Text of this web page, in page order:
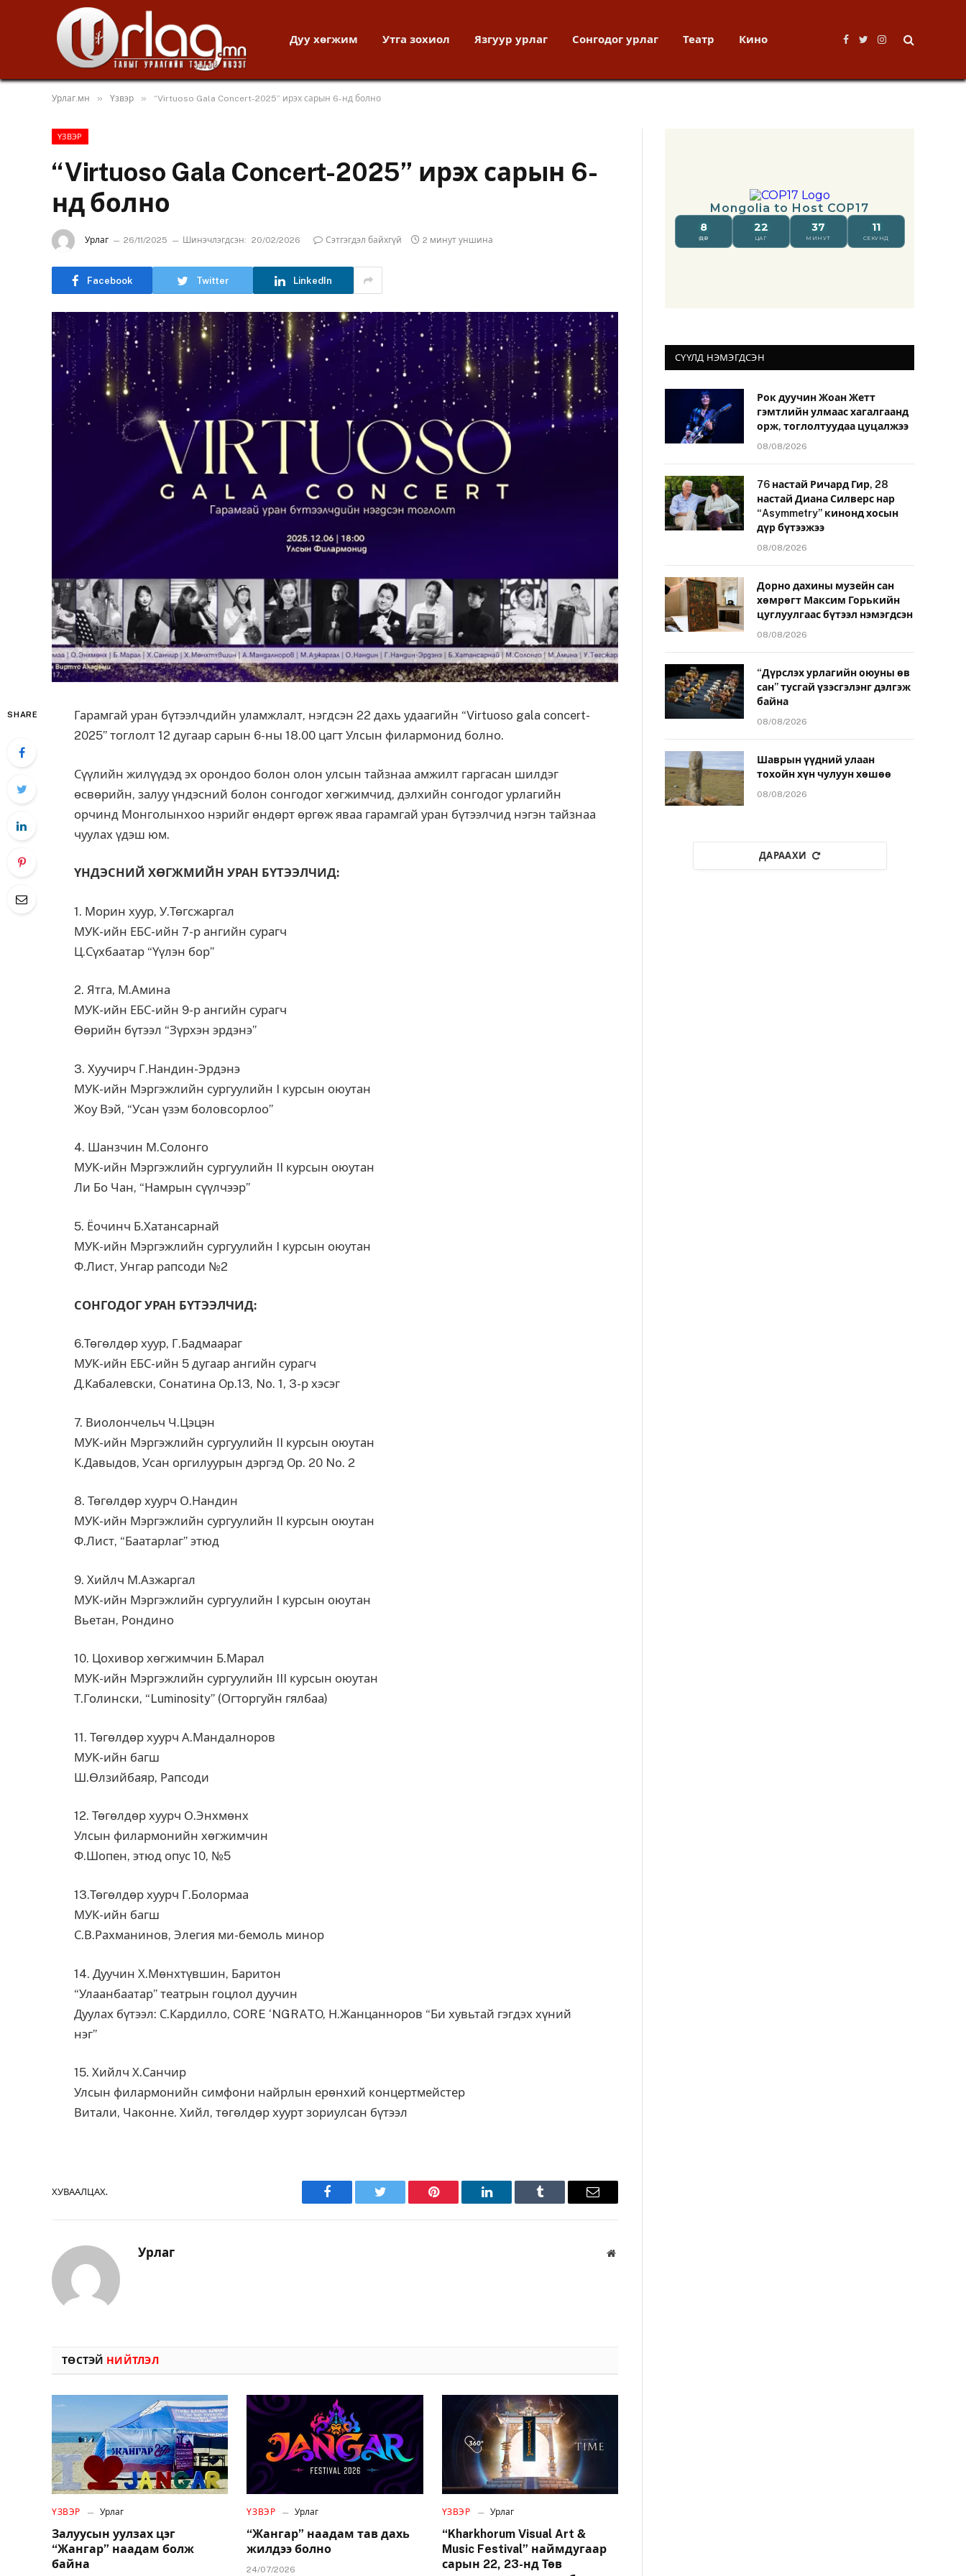
Дуу хөгжим Утга зохиол Язгуур урлаг Сонгодог урлаг Театр Кино
Facebook
TwitterInstagram
Урлаг.мн » Үзвэр » “Virtuoso Gala Concert-2025” ирэх сарын 6-нд болно
ҮЗВЭР
“Virtuoso Gala Concert-2025” ирэх сарын 6-
нд болно
Урлаг 26/11/2025 Шинэчлэгдсэн: 20/02/2026 Сэтгэгдэл байхгүй 2 минут уншина
Facebook Twitter LinkedIn
SHARE
Гарамгай уран бүтээлчдийн уламжлалт, нэгдсэн 22 дахь удаагийн “Virtuoso gala concert-
2025” тоглолт 12 дугаар сарын 6-ны 18.00 цагт Улсын филармонид болно.
Сүүлийн жилүүдэд эх орондоо болон олон улсын тайзнаа амжилт гаргасан шилдэг
өсвөрийн, залуу үндэсний болон сонгодог хөгжимчид, дэлхийн сонгодог урлагийн
орчинд Монголынхоо нэрийг өндөрт өргөж яваа гарамгай уран бүтээлчид нэгэн тайзнаа
чуулах үдэш юм.
ҮНДЭСНИЙ ХӨГЖМИЙН УРАН БҮТЭЭЛЧИД:
1. Морин хуур, У.Төгсжаргал
МУК-ийн ЕБС-ийн 7-р ангийн сурагч
Ц.Сүхбаатар “Үүлэн бор”
2. Ятга, М.Амина
МУК-ийн ЕБС-ийн 9-р ангийн сурагч
Өөрийн бүтээл “Зүрхэн эрдэнэ”
3. Хуучирч Г.Нандин-Эрдэнэ
МУК-ийн Мэргэжлийн сургуулийн I курсын оюутан
Жоу Вэй, “Усан үзэм боловсорлоо”
4. Шанзчин М.Солонго
МУК-ийн Мэргэжлийн сургуулийн II курсын оюутан
Ли Бо Чан, “Намрын сүүлчээр”
5. Ёочинч Б.Хатансарнай
МУК-ийн Мэргэжлийн сургуулийн I курсын оюутан
Ф.Лист, Унгар рапсоди №2
СОНГОДОГ УРАН БҮТЭЭЛЧИД:
6.Төгөлдөр хуур, Г.Бадмаараг
МУК-ийн ЕБС-ийн 5 дугаар ангийн сурагч
Д.Кабалевски, Сонатина Op.13, No. 1, 3-р хэсэг
7. Виолончельч Ч.Цэцэн
МУК-ийн Мэргэжлийн сургуулийн II курсын оюутан
К.Давыдов, Усан оргилуурын дэргэд Op. 20 No. 2
8. Төгөлдөр хуурч О.Нандин
МУК-ийн Мэргэжлийн сургуулийн II курсын оюутан
Ф.Лист, “Баатарлаг” этюд
9. Хийлч М.Азжаргал
МУК-ийн Мэргэжлийн сургуулийн I курсын оюутан
Вьетан, Рондино
10. Цохивор хөгжимчин Б.Марал
МУК-ийн Мэргэжлийн сургуулийн III курсын оюутан
Т.Голински, “Luminosity” (Огторгуйн гялбаа)
11. Төгөлдөр хуурч А.Мандалноров
МУК-ийн багш
Ш.Өлзийбаяр, Рапсоди
12. Төгөлдөр хуурч О.Энхмөнх
Улсын филармонийн хөгжимчин
Ф.Шопен, этюд опус 10, №5
13.Төгөлдөр хуурч Г.Болормаа
МУК-ийн багш
С.В.Рахманинов, Элегия ми-бемоль минор
14. Дуучин Х.Мөнхтүвшин, Баритон
“Улаанбаатар” театрын гоцлол дуучин
Дуулах бүтээл: С.Кардилло, CORE ‘NGRATO, Н.Жанцанноров “Би хувьтай гэгдэх хүний
нэг”
15. Хийлч Х.Санчир
Улсын филармонийн симфони найрлын ерөнхий концертмейстер
Витали, Чаконне. Хийл, төгөлдөр хуурт зориулсан бүтээл
ХУВААЛЦАХ.
Facebook Twitter Pinterest LinkedIn Tumblr Имэйл
Урлаг Вэбсайт
ТӨСТЭЙ НИЙТЛЭЛ
ҮЗВЭР Урлаг
Залуусын уулзах цэг
“Жангар” наадам болж
байна
ҮЗВЭР Урлаг
“Жангар” наадам тав дахь
жилдээ болно
24/07/2026
ҮЗВЭР Урлаг
“Kharkhorum Visual Art &
Music Festival” наймдугаар
сарын 22, 23-нд Төв
СҮҮЛД НЭМЭГДСЭН
Рок дуучин Жоан Жетт
гэмтлийн улмаас хагалгаанд
орж, тоглолтуудаа цуцалжээ
08/08/2026
76 настай Ричард Гир, 28
настай Диана Силверс нар
“Asymmetry” кинонд хосын
дүр бүтээжээ
08/08/2026
Дорно дахины музейн сан
хөмрөгт Максим Горькийн
цуглуулгаас бүтээл нэмэгдсэн
08/08/2026
“Дүрслэх урлагийн оюуны өв
сан” тусгай үзэсгэлэнг дэлгэж
байна
08/08/2026
Шаврын үүдний улаан
тохойн хүн чулуун хөшөө
08/08/2026
ДАРААХИ